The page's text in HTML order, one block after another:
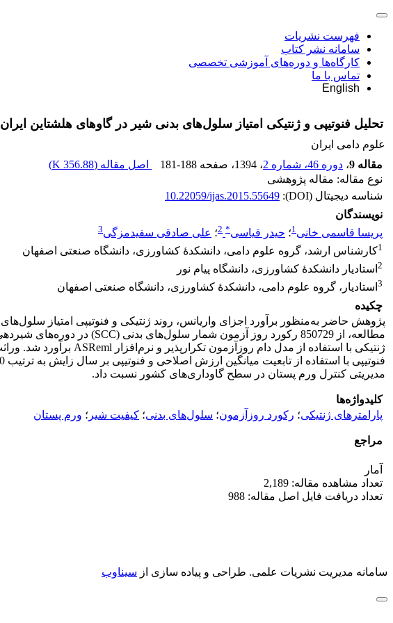
فهرست نشریات
سامانه نشر کتاب
کارگاه‌ها و دوره‌های آموزشی تخصصی
تماس با ما
English
تحلیل فنوتیپی و ژنتیکی امتیاز سلول‌های بدنی شیر در گاوهای هلشتاین ایران
علوم دامی ایران
مقاله 9
، دوره 46، شماره 2 ، 1394 ، صفحه 181-188 اصل مقاله (356.88 K
)
نوع مقاله: مقاله پژوهشی
شناسه دیجیتال (DOI):
10.22059/ijas.2015.55649
نویسندگان
پریسا قاسمی خانی1؛ حیدر قیاسی*
2؛ علی صادقی سفیدمزگی3
1کارشناس ارشد، گروه علوم دامی، دانشکدۀ کشاورزی، دانشگاه صنعتی اصفهان
2 استادیار دانشکدۀ کشاورزی، دانشگاه پیام نور
3 استادیار، گروه علوم دامی، دانشکدۀ کشاورزی، دانشگاه صنعتی اصفهان
چکیده
فنوتیپی با استفاده از تابعیت میانگین ارزش اصلاحی و فنوتیپی بر سال زایش به ترتیب 0246/0- و 047/0- محاسبه شد. این روند منفی و معنادار (
مدیریتی کنترل ورم پستان در سطح گاوداری‌های کشور نسبت داد.
کلیدواژه‌ها
پارامترهای ژنتیکی؛ رکورد روزآزمون؛ سلول‌های بدنی؛ کیفیت شیر ؛ ورم پستان
مراجع
آمار
تعداد مشاهده مقاله: 2,189
تعداد دریافت فایل اصل مقاله: 988
سامانه مدیریت نشریات علمی. طراحی و پیاده سازی از سیناوب